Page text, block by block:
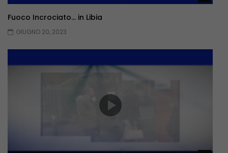
Fuoco Incrociato… in Libia
GIUGNO 20, 2023